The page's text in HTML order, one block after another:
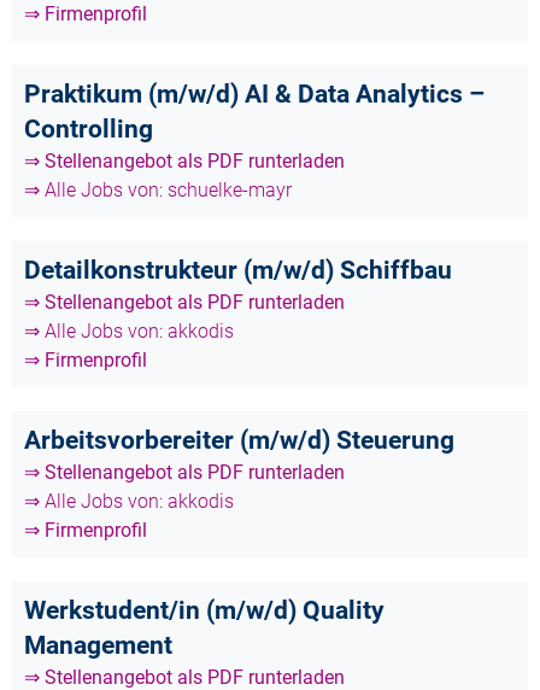
⇒ Firmenprofil
Praktikum (m/w/d) AI & Data Analytics –
Controlling
⇒ Stellenangebot als PDF runterladen
⇒ Alle Jobs von: schuelke-mayr
Detailkonstrukteur (m/w/d) Schiffbau
⇒ Stellenangebot als PDF runterladen
⇒ Alle Jobs von: akkodis
⇒ Firmenprofil
Arbeitsvorbereiter (m/w/d) Steuerung
⇒ Stellenangebot als PDF runterladen
⇒ Alle Jobs von: akkodis
⇒ Firmenprofil
Werkstudent/in (m/w/d) Quality
Management
⇒ Stellenangebot als PDF runterladen